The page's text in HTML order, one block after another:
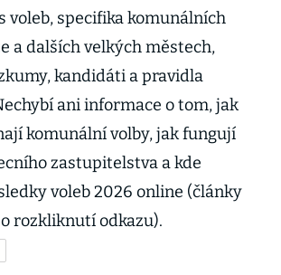
voleb, specifika komunálních
a dalších velkých městech,
kandidáti a pravidla
ani informace o tom, jak
komunální volby, jak fungují
zastupitelstva a kde
voleb 2026 online (články
rozkliknutí odkazu).